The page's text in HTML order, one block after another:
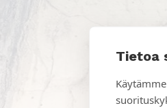
Tietoa